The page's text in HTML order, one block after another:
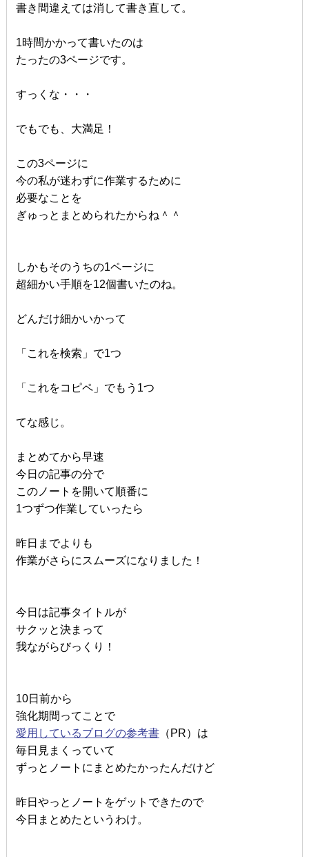
書き間違えては消して書き直して。
1時間かかって書いたのは
たったの3ページです。
すっくな・・・
でもでも、大満足！
この3ページに
今の私が迷わずに作業するために
必要なことを
ぎゅっとまとめられたからね＾＾
しかもそのうちの1ページに
超細かい手順を12個書いたのね。
どんだけ細かいかって
「これを検索」で1つ
「これをコピペ」でもう1つ
てな感じ。
まとめてから早速
今日の記事の分で
このノートを開いて順番に
1つずつ作業していったら
昨日までよりも
作業がさらにスムーズになりました！
今日は記事タイトルが
サクッと決まって
我ながらびっくり！
10日前から
強化期間ってことで
愛用しているブログの参考書（PR）は
毎日見まくっていて
ずっとノートにまとめたかったんだけど
昨日やっとノートをゲットできたので
今日まとめたというわけ。